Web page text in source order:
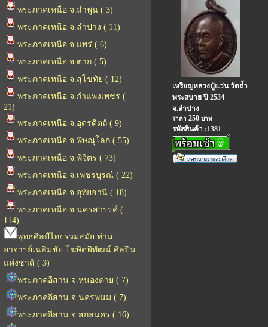
พระภาคเหนือ จ.ลำพูน ( 3)
พระภาคเหนือ จ.ลำปาง ( 11)
พระภาคเหนือ จ.แพร่ ( 6)
พระภาคเหนือ จ.ตาก ( 5)
พระภาคเหนือ จ.สุโขทัย ( 12)
พระภาคเหนือ จ.กำแพงเพชร (
21)
พระภาคเหนือ จ.อุตรดิตถ์ ( 9)
พระภาคเหนือ จ.พิษณุโลก ( 55)
พระภาคเหนือ จ.พิจิตร ( 73)
พระภาคเหนือ จ.เพชรบูรณ์ ( 22)
พระภาคเหนือ จ.อุทัยธานี ( 18)
พระภาคเหนือ จ.นครสวรรค์ (
114)
พุทธศิลป์ไทยร่วมสมัย ท่าน
อาจารย์เฉลิมชัย โฆษิตพิพัฒน์ ศิลปิน
แห่งชาติ ( 3)
พระภาคอีสาน จ.หนองคาย ( 7)
พระภาคอีสาน จ.นครพนม ( 7)
พระภาคอีสาน จ.สกลนคร ( 16)
เหรียญหลวงปู่แว่น วัดถ้ำ
พระสบาย ปี 2534
จ.ลำปาง
ราคา 250 บาท
รหัสสินค้า :1381